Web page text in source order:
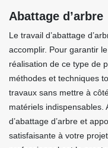
Abattage d’arbre
Le travail d’abattage
accomplir. Pour garantir
réalisation de ce type de
méthodes et techniques
travaux sans mettre à
matériels indispensables.
d’abattage d’arbre et
satisfaisante à votre